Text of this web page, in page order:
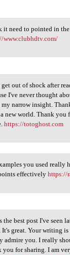
it need to
it need to pointed in
www.clubhdtv.com/
get out of shock
get out of shock after
I've never thought
my narrow insight.
new world. Thank you
https://totoghost.com
you used
you used really
effectively https://
the best post I've
the best post I've seen
It's great. Your writing
admire you. I really
you for sharing. I am